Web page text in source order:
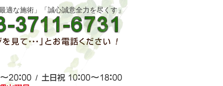
適な施術」「誠心誠意全力を尽くす」